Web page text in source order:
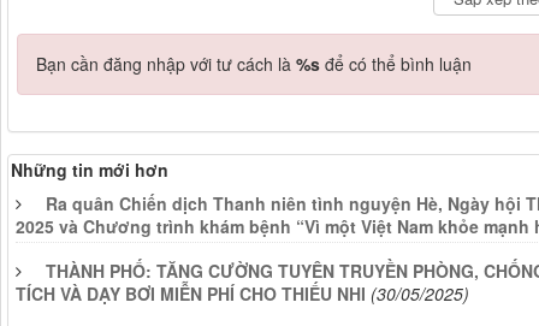
Bạn cần đăng nhập với tư cách là %s để có thể bình luận
Những tin mới hơn
Ra quân Chiến dịch Thanh niên tình nguyện Hè, Ngày hội
2025 và Chương trình khám bệnh “Vì một Việt Nam khỏe mạnh
THÀNH PHỐ: TĂNG CƯỜNG TUYÊN TRUYỀN PHÒNG,
TÍCH VÀ DẠY BƠI MIỄN PHÍ CHO THIẾU NHI (30/05/2025)